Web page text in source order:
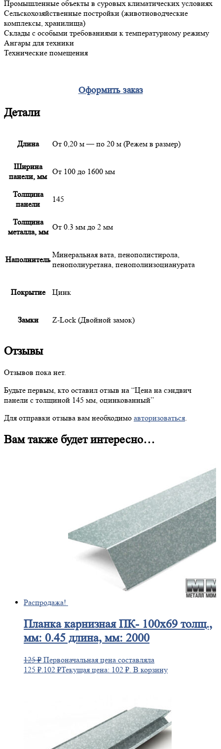
Промышленные объекты в суровых климатических условиях
Сельскохозяйственные постройки (животноводческие
комплексы, хранилища)
Склады с особыми требованиями к температурному режиму
Ангары для техники
Технические помещения
Оформить заказ
Детали
Длина От 0,20 м — по 20 м (Режем в размер)
Ширина
панели, мм
От 100 до 1600 мм
Толщина
панели
145
Толщина
металла, мм
От 0.3 мм до 2 мм
Наполнитель
Минеральная вата, пенополистирола,
пенополиуретана, пенополиизоцианурата
Покрытие Цинк
Замки Z-Lock (Двойной замок)
Отзывы
Отзывов пока нет.
Будьте первым, кто оставил отзыв на “Цена на сэндвич
панели с толщиной 145 мм, оцинкованный”
Для отправки отзыва вам необходимо авторизоваться.
Вам также будет интересно…
Распродажа!
Планкакарнизная ПК- 100х69 толщ.,
мм: 0.45 длина, мм: 2000
125₽ Первоначальная цена составляла
125 ₽.102 ₽Текущая цена: 102 ₽. В корзину